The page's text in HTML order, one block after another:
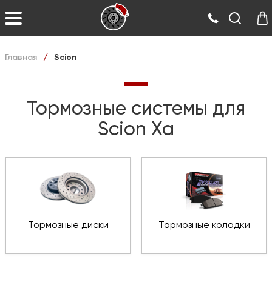
Главная / Scion
Тормозные системы для
Scion Xa
Тормозные диски Тормозные колодки